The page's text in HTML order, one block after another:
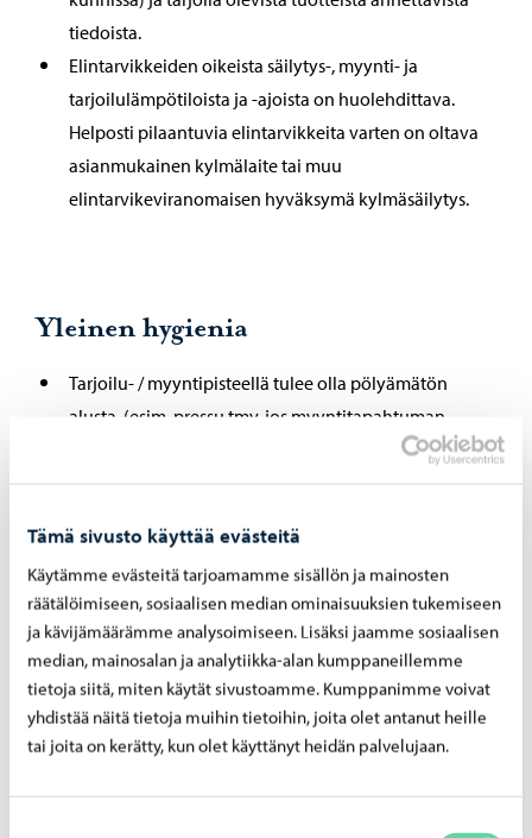
Tämä sivusto käyttää evästeitä
Käytämme evästeitä tarjoamamme sisällön ja mainosten
räätälöimiseen, sosiaalisen median ominaisuuksien tukemiseen
ja kävijämäärämme analysoimiseen. Lisäksi jaamme sosiaalisen
median, mainosalan ja analytiikka-alan kumppaneillemme
tietoja siitä, miten käytät sivustoamme. Kumppanimme voivat
yhdistää näitä tietoja muihin tietoihin, joita olet antanut heille
tai joita on kerätty, kun olet käyttänyt heidän palvelujaan.
tiedoista.
Elintarvikkeiden oikeista säilytys-, myynti- ja
tarjoilulämpötiloista ja -ajoista on huolehdittava.
Helposti pilaantuvia elintarvikkeita varten on oltava
asianmukainen kylmälaite tai muu
elintarvikeviranomaisen hyväksymä kylmäsäilytys.
Yleinen hygienia
Tarjoilu- / myyntipisteellä tulee olla pölyämätön
alusta, (esim. pressu tmv. jos myyntitapahtuman
aikana on vaarana pölyn nouseminen maasta
tuotteiden pinnoille tuulen tai askeleiden mukana.)
riittävän korkea myyntipöytä. Pöydän materiaalin on
oltava helposti puhtaana pidettävä. Suojaamattoman
elintarvikkeen käsittelyssä tulee myynti- tai
tarjoilupisteen lisäksi olla sivuilta suojattu
(myyntiteltta tai vastaava).
Ruoan kuumennuslaitteen (grilli, paellapannu tms.)
tulee olla varustettu pleksilasilla tai muulla